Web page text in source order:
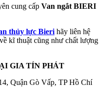
cung cấp Van ngắt BIERI
thủy lực Bieri hãy liên hệ
kĩ thuật cũng như chất lượng
GIA TÍN PHÁT
Quận Gò Vấp, TP Hồ Chí